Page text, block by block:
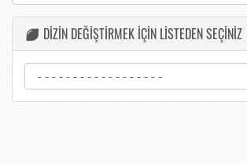
DİZİN DEĞİŞTİRMEK İÇİN LİSTEDEN SEÇİNİZ